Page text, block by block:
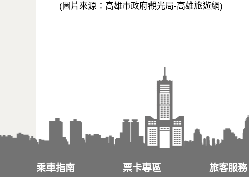
(圖片來源：高雄市政府觀光局-高雄旅遊網)
乘車指南 票卡專區 旅客服務